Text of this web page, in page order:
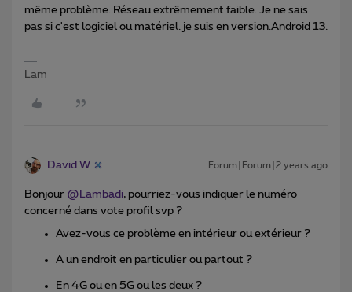
même problème. Réseau extrêmement faible. Je ne sais
pas si c'est logiciel ou matériel. je suis en version.Android 13.
Lam
David W Forum|Forum|2 years ago
Bonjour @Lambadi, pourriez-vous indiquer le numéro
concerné dans vote profil svp ?
Avez-vous ce problème en intérieur ou extérieur ?
A un endroit en particulier ou partout ?
En 4G ou en 5G ou les deux ?